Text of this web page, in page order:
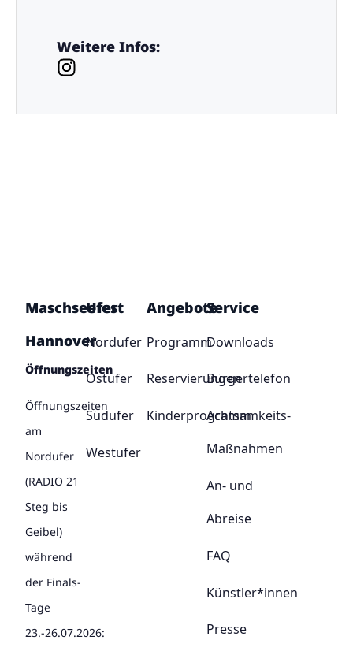
Weitere Infos:
Maschseefest
Hannover
Öffnungszeiten
Öffnungszeiten
am
Nordufer
(RADIO 21
Steg bis
Geibel)
während
der Finals-
Tage
23.-26.07.2026:
Ufer
Nordufer
Ostufer
Südufer
Westufer
Angebote
Programm
Reservierungen
Kinderprogramm
Service
Downloads
Bürgertelefon
Achtsamkeits-
Maßnahmen
An- und
Abreise
FAQ
Künstler*innen
Presse